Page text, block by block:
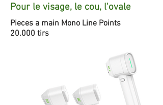
Pour le visage, le cou, l'ovale
Pieces a main Mono Line Points
20.000 tirs